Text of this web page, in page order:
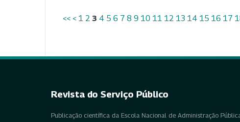
<< < 1 2 3 4 5 6 7 8 9 10 11 12 13 14 15 16 17
Revista do Serviço Público
Publicação científica da Escola Nacional de Administração